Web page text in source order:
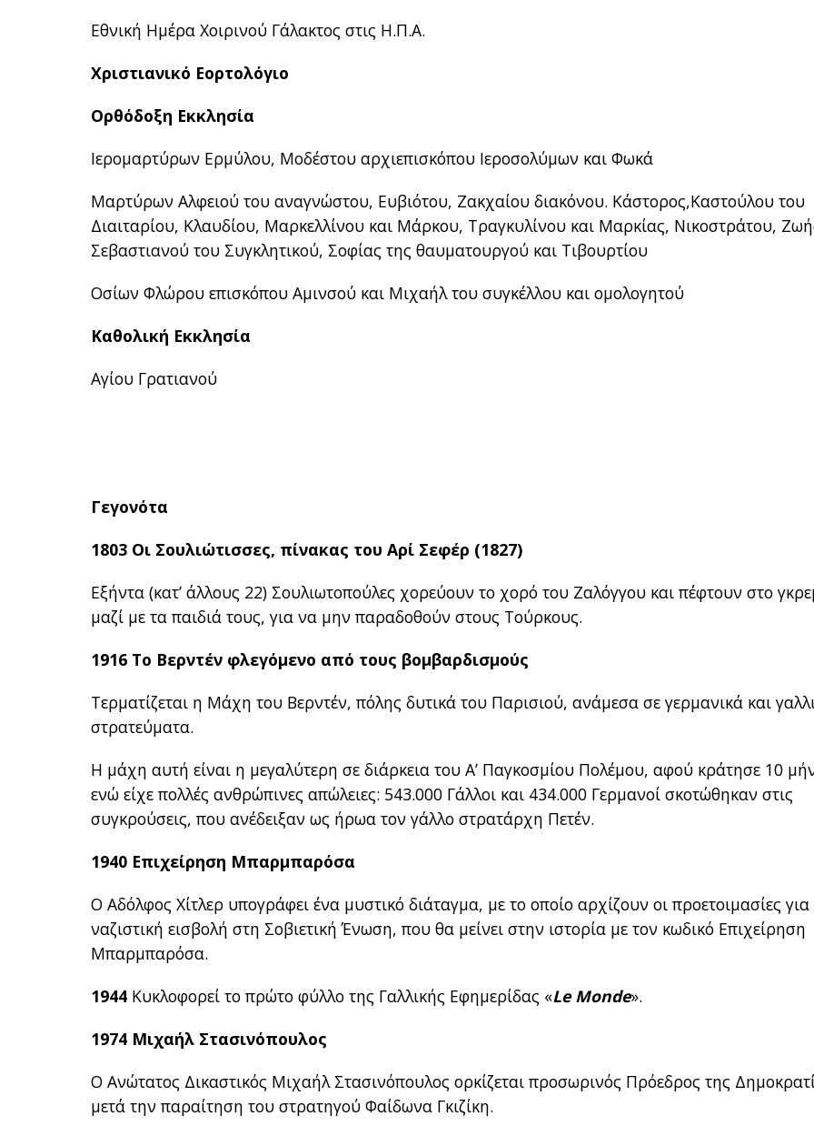
Εθνική Ημέρα Χοιρινού Γάλακτος στις Η.Π.Α.
Χριστιανικό Εορτολόγιο
Ορθόδοξη Εκκλησία
Ιερομαρτύρων Ερμύλου, Μοδέστου αρχιεπισκόπου Ιεροσολύμων και Φωκά
Μαρτύρων Αλφειού του αναγνώστου, Ευβιότου, Ζακχαίου διακόνου. Κάστορος,Καστούλου του
Διαιταρίου, Κλαυδίου, Μαρκελλίνου και Μάρκου, Τραγκυλίνου και Μαρκίας, Νικοστράτου,
Σεβαστιανού του Συγκλητικού, Σοφίας της θαυματουργού και Τιβουρτίου
Οσίων Φλώρου επισκόπου Αμινσού και Μιχαήλ του συγκέλλου και ομολογητού
Καθολική Εκκλησία
Αγίου Γρατιανού
Γεγονότα
1803 Οι Σουλιώτισσες, πίνακας του Αρί Σεφέρ (1827)
Εξήντα (κατ’ άλλους 22) Σουλιωτοπούλες χορεύουν το χορό του Ζαλόγγου και πέφτουν στο
μαζί με τα παιδιά τους, για να μην παραδοθούν στους Τούρκους.
1916 Το Βερντέν φλεγόμενο από τους βομβαρδισμούς
Τερματίζεται η Μάχη του Βερντέν, πόλης δυτικά του Παρισιού, ανάμεσα σε γερμανικά και
στρατεύματα.
Η μάχη αυτή είναι η μεγαλύτερη σε διάρκεια του Α’ Παγκοσμίου Πολέμου, αφού κράτησε 10
ενώ είχε πολλές ανθρώπινες απώλειες: 543.000 Γάλλοι και 434.000 Γερμανοί σκοτώθηκαν στις
συγκρούσεις, που ανέδειξαν ως ήρωα τον γάλλο στρατάρχη Πετέν.
1940 Επιχείρηση Μπαρμπαρόσα
Ο Αδόλφος Χίτλερ υπογράφει ένα μυστικό διάταγμα, με το οποίο αρχίζουν οι προετοιμασίες για
ναζιστική εισβολή στη Σοβιετική Ένωση, που θα μείνει στην ιστορία με τον κωδικό Επιχείρηση
Μπαρμπαρόσα.
1944 Κυκλοφορεί το πρώτο φύλλο της Γαλλικής Εφημερίδας «Le Monde».
1974 Μιχαήλ Στασινόπουλος
Ο Ανώτατος Δικαστικός Μιχαήλ Στασινόπουλος ορκίζεται προσωρινός Πρόεδρος της
μετά την παραίτηση του στρατηγού Φαίδωνα Γκιζίκη.